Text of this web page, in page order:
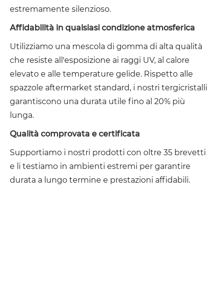
estremamente silenzioso.
Affidabilità in qualsiasi condizione atmosferica
Utilizziamo una mescola di gomma di alta qualità
che resiste all'esposizione ai raggi UV, al calore
elevato e alle temperature gelide. Rispetto alle
spazzole aftermarket standard, i nostri tergicristalli
garantiscono una durata utile fino al 20% più
lunga.
Qualità comprovata e certificata
Supportiamo i nostri prodotti con oltre 35 brevetti
e li testiamo in ambienti estremi per garantire
durata a lungo termine e prestazioni affidabili.